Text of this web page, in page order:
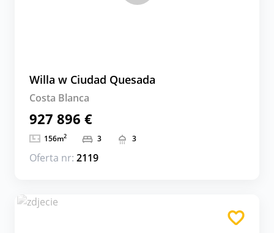
Willa w Ciudad Quesada
Costa Blanca
927 896 €
156m2 3 3
Oferta nr: 2119